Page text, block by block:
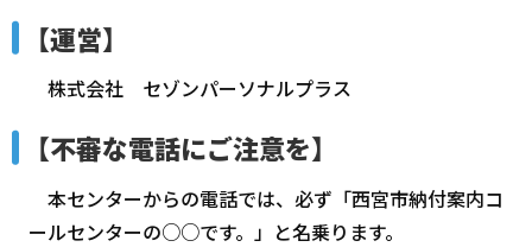
【運営】
株式会社 セゾンパーソナルプラス
【不審な電話にご注意を】
本センターからの電話では、必ず「西宮市納付案内コ
ールセンターの○○です。」と名乗ります。